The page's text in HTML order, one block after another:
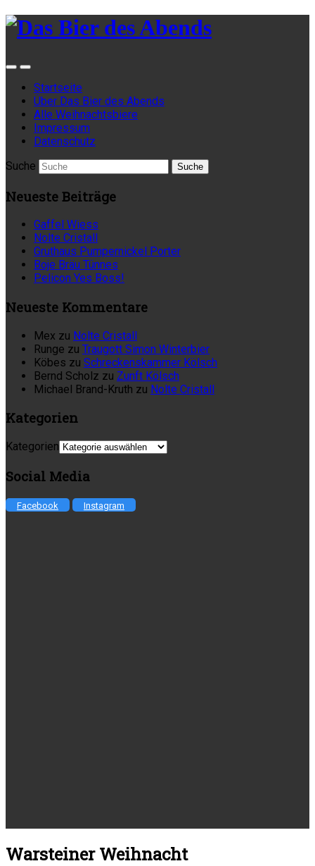
Startseite
Über Das Bier des Abends
Alle Weihnachtsbiere
Impressum
Datenschutz
Suche
Neueste Beiträge
Gaffel Wiess
Nolte Cristall
Gruthaus Pumpernickel Porter
Boje Bräu Tünnes
Pelicon Yes Boss!
Neueste Kommentare
Mex zu Nolte Cristall
Runge zu Traugott Simon Winterbier
Köbes zu Schreckenskammer Kölsch
Bernd Scholz zu Zunft Kölsch
Michael Brand-Kruth zu Nolte Cristall
Kategorien
Kategorien
Social Media
Facebook Instagram
Warsteiner Weihnacht